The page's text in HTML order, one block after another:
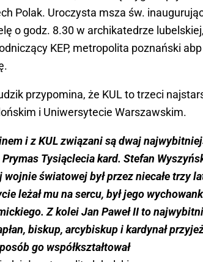
Polak. Uroczysta msza św.
o godz. 8.30 w archikatedrze
KEP, metropolita poznański
przypomina, że KUL to trzeci
i Uniwersytecie Warszawskim.
i z KUL związani są dwaj
Tysiąclecia kard. Stefan
wojnie światowej był przez niecałe trzy
leżał mu na sercu, był jego
Z kolei Jan Paweł II to
biskup, arcybiskup i kardynał
go współkształtował